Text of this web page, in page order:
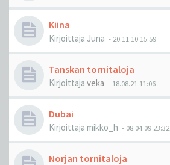
Kiina
Kirjoittaja Juna - 20.11.10 15:59
Tanskan tornitaloja
Kirjoittaja veka - 18.08.21 11:06
Dubai
Kirjoittaja mikko_h - 08.04.09 23:32
Norjan tornitaloja